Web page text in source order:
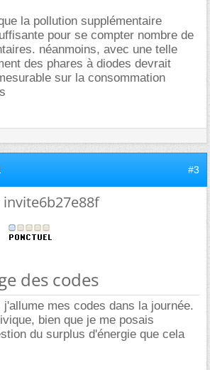
la pollution supplémentaire
pour se compter nombre de
néanmoins, avec une telle
des phares à diodes devrait
sur la consommation
#3
invite6b27e88f
des codes
mes codes dans la journée.
bien que je me posais
du surplus d'énergie que cela